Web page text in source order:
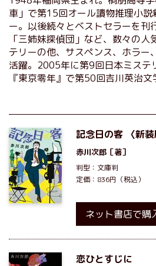
車」で第15回オール讀物推理小説
ー。以後続々とベストセラーを刊
「三姉妹探偵団」など、数々の人
テリーの他、サスペンス、ホラー
活躍。2005年に第9回日本ミステ
『東京零年』で第50回吉川英治文
記念日の客 〈新装
赤川次郎 ［著］
判型：文庫判
定価：836円（税込）
ネット書店で購
恋ひとすじに